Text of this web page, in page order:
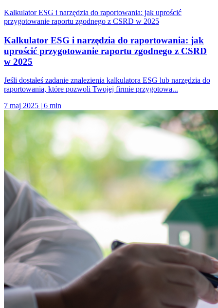
Kalkulator ESG i narzędzia do raportowania: jak uprościć
przygotowanie raportu zgodnego z CSRD w 2025
Kalkulator ESG i narzędzia do raportowania: jak
uprościć przygotowanie raportu zgodnego z CSRD
w 2025
Jeśli dostałeś zadanie znalezienia kalkulatora ESG lub narzędzia do
raportowania, które pozwoli Twojej firmie przygotowa...
7 maj 2025 | 6 min